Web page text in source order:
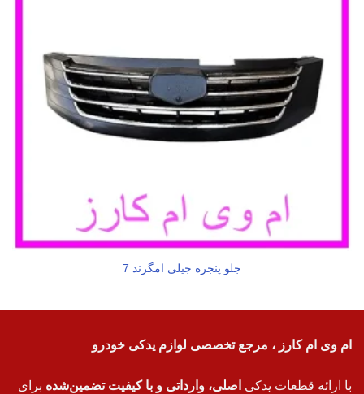
جلو پنجره جیلی امگرند 7
ام وی ام کارز ، مرجع تخصصی لوازم یدکی خودرو
با ارائه قطعات یدکی اصلی، وارداتی و با کیفیت تضمین‌شده برای